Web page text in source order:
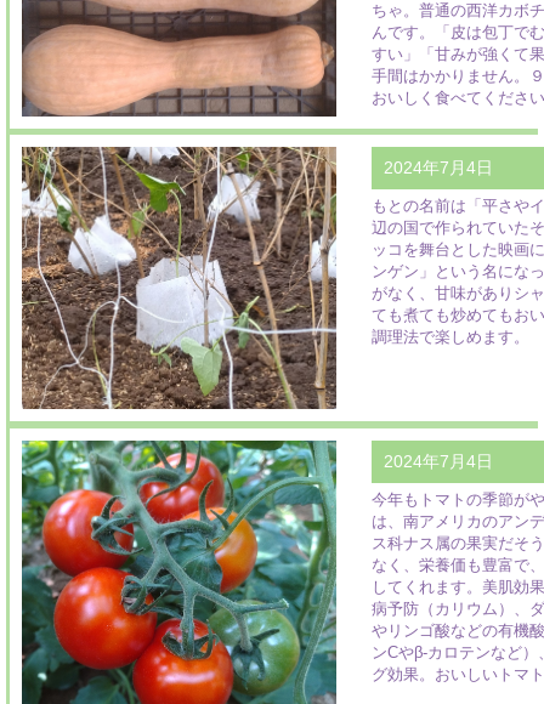
ちゃ。普通の西洋カボ
んです。「皮は包丁で
すい」「甘みが強くて
手間はかかりません。
おいしく食べてくださ
2024年7月4日
もとの名前は「平さや
辺の国で作られていた
ッコを舞台とした映画
ンゲン」という名にな
がなく、甘味がありシ
ても煮ても炒めてもお
調理法で楽しめます。
2024年7月4日
今年もトマトの季節が
は、南アメリカのアン
ス科ナス属の果実だそ
なく、栄養価も豊富で
してくれます。美肌効
病予防（カリウム）、
やリンゴ酸などの有機
ンCやβ-カロテンなど
グ効果。おいしいトマ